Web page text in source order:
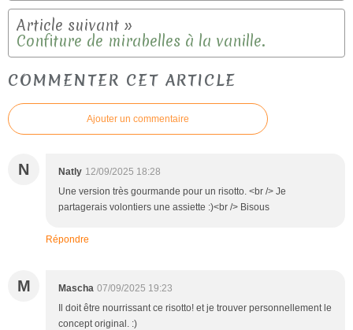
Confiture de mirabelles à la vanille.
COMMENTER CET ARTICLE
Ajouter un commentaire
N Natly 12/09/2025 18:28
Une version très gourmande pour un risotto. <br /> Je
partagerais volontiers une assiette :)<br /> Bisous
Répondre
M Mascha 07/09/2025 19:23
Il doit être nourrissant ce risotto! et je trouver personnellement le
concept original. :)